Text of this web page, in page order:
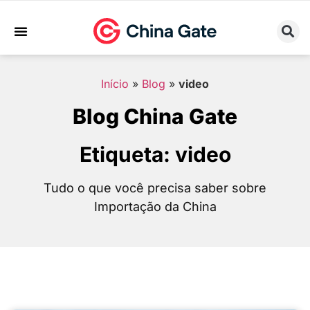
Início » Blog » video
Blog China Gate
Etiqueta: video
Tudo o que você precisa saber sobre
Importação da China